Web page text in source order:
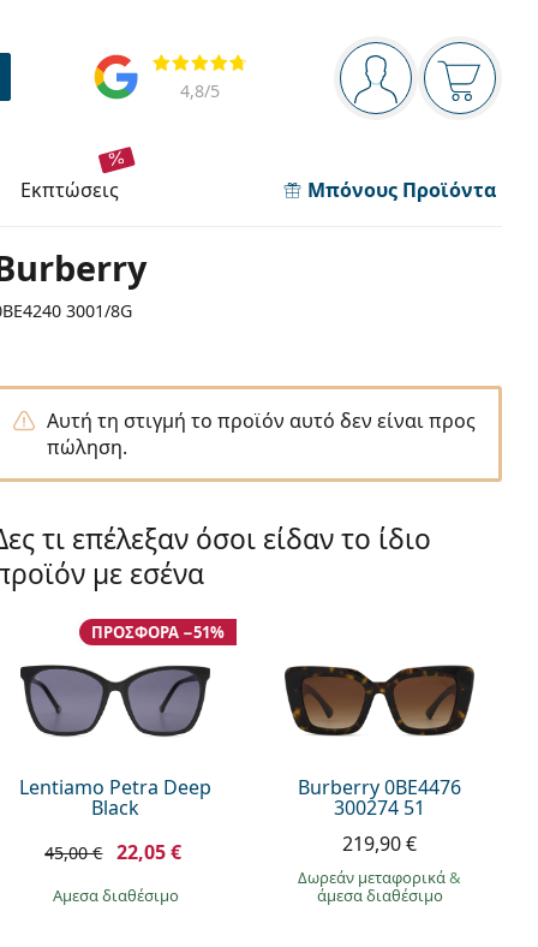
Πίνακας πλοήγησης
Είστε
Το
Αξιολογήσεις
4,8/5
εκπτώσεις Μπόνους Προϊόντα
3001/8G
Αυτή τη στιγμή το προϊόν αυτό δεν είναι προς
πώληση.
τι επέλεξαν όσοι είδαν το ίδιο
με εσένα
Lentiamo Petra Deep
Black
ΠΡΟΣΦΟΡΆ −51%
45,00 € 22,05 €
άμεσα διαθέσιμο
Burberry 0BE4476
300274 51
219,90 €
Δωρεάν μεταφορικά&
άμεσα διαθέσιμο